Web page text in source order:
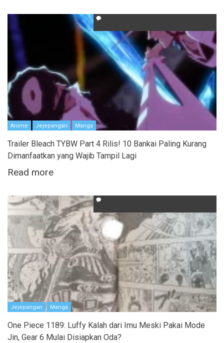
Anime Jejepangan Manga
Trailer Bleach TYBW Part 4 Rilis! 10 Bankai Paling Kurang
Dimanfaatkan yang Wajib Tampil Lagi
Read more
Jejepangan Manga
One Piece 1189: Luffy Kalah dari Imu Meski Pakai Mode
Jin, Gear 6 Mulai Disiapkan Oda?